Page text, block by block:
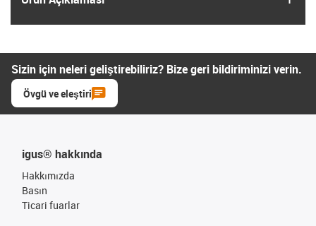
Sizin için neleri geliştirebiliriz? Bize geri bildiriminizi verin.
Övgü ve eleştiri
igus® hakkında
Hakkımızda
Basın
Ticari fuarlar